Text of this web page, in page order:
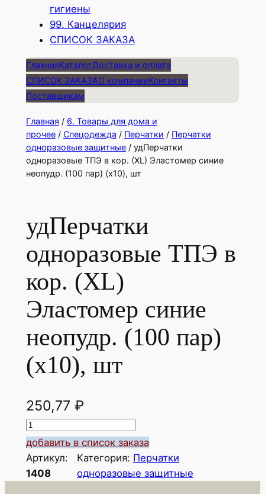
гигиены
99. Канцелярия
СПИСОК ЗАКАЗА
ГлавнаяКаталогДоставка и оплата
СПИСОК ЗАКАЗАО компанииКонтакты
Поставщикам
Главная / 6. Товары для дома и
прочее/ Спецодежда / Перчатки / Перчатки
одноразовые защитные/ удПерчатки
одноразовые ТПЭ в кор. (ХL) Эластомер синие
неопудр. (100 пар) (х10), шт
удПерчатки
одноразовые ТПЭ в
кор. (ХL)
Эластомер синие
неопудр. (100 пар)
(х10), шт
250,77 ₽
К
о
л
и
добавить в список заказа
Артикул:
1408
Категория: Перчатки
одноразовые защитные